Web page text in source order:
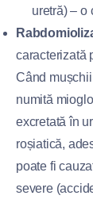
uretră) – o
caracterizată
Când
numită
excretată în
roșiatică,
poate fi
severe